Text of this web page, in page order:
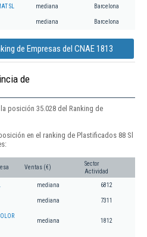
SL mediana Barcelona
mediana Barcelona
de Empresas del CNAE 1813
de
posición 35.028 del Ranking de
en el ranking de Plastificados 88 Sl
Ventas (€)
Sector
Actividad
mediana 6812
mediana 7311
mediana 1812